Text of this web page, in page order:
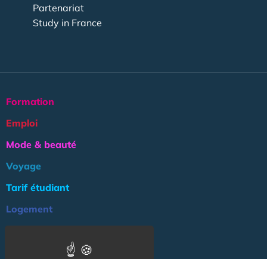
Partenariat
Study in France
Formation
Emploi
Mode & beauté
Voyage
Tarif étudiant
Logement